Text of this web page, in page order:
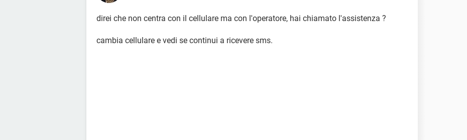
direi che non centra con il cellulare ma con l'operatore, hai chiamato l'assistenza ?
cambia cellulare e vedi se continui a ricevere sms.